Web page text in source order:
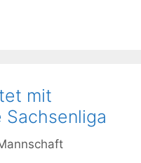
mit
Sachsenliga